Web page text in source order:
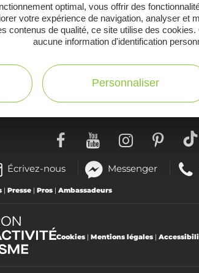
Toutes les infos
Écrivez-nous Messenger(nouvelle
fenêtre)
| Presse | Pros | Ambassadeurs
Cookies | Mentions légales |
optimal, vous offrir des
votre expérience de navigation, analyser et
contenus de qualité, ce site utilise des
aucune information d'identification
Personnaliser